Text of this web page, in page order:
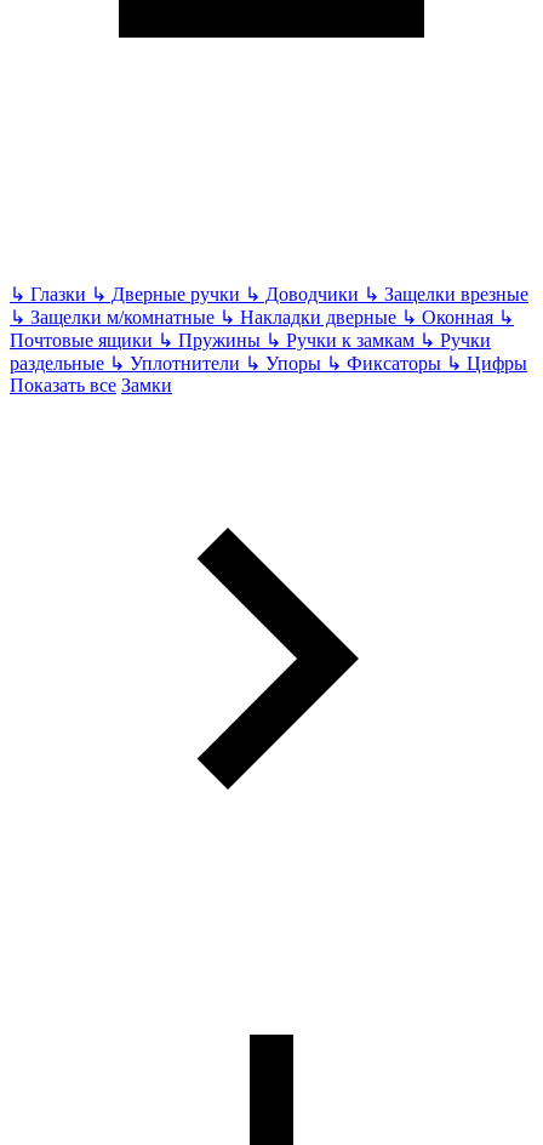
↳ Глазки ↳ Дверные ручки ↳ Доводчики ↳ Защелки врезные
↳ Защелки м/комнатные ↳ Накладки дверные ↳ Оконная ↳
Почтовые ящики ↳ Пружины ↳ Ручки к замкам ↳ Ручки
раздельные ↳ Уплотнители ↳ Упоры ↳ Фиксаторы ↳ Цифры
Показать все Замки